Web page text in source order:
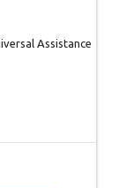
Assistance